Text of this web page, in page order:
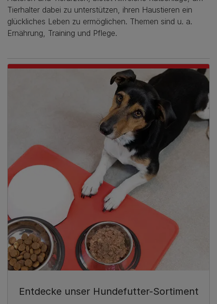
Tierhalter dabei zu unterstützen, ihren Haustieren ein
glückliches Leben zu ermöglichen. Themen sind u. a.
Ernährung, Training und Pflege.
Entdecke unser Hundefutter-Sortiment